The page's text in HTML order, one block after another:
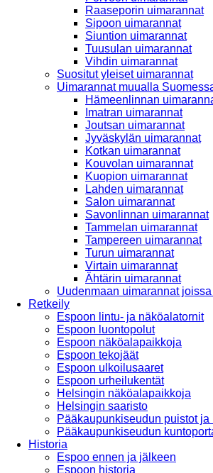
Raaseporin uimarannat
Sipoon uimarannat
Siuntion uimarannat
Tuusulan uimarannat
Vihdin uimarannat
Suositut yleiset uimarannat
Uimarannat muualla
Hämeenlinnan
Imatran uimarannat
Joutsan uimarannat
Jyväskylän uimarannat
Kotkan uimarannat
Kouvolan uimarannat
Kuopion uimarannat
Lahden uimarannat
Salon uimarannat
Savonlinnan uimarannat
Tammelan uimarannat
Tampereen uimarannat
Turun uimarannat
Virtain uimarannat
Ähtärin uimarannat
Uudenmaan uimarannat
Retkeily
Espoon lintu- ja näköalatornit
Espoon luontopolut
Espoon näköalapaikkoja
Espoon tekojäät
Espoon ulkoilusaaret
Espoon urheilukentät
Helsingin näköalapaikkoja
Helsingin saaristo
Pääkaupunkiseudun puistot
Pääkaupunkiseudun
Historia
Espoo ennen ja jälkeen
Espoon historia